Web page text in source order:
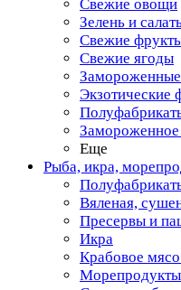
Свежие овощи
Зелень и
Свежие
Свежие ягоды
Экзотические
Еще
Рыба, икра,
Вяленая,
Пресервы и
Икра
Крабовое
Морепродукты